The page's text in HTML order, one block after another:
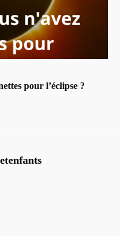
pour l’éclipse ?